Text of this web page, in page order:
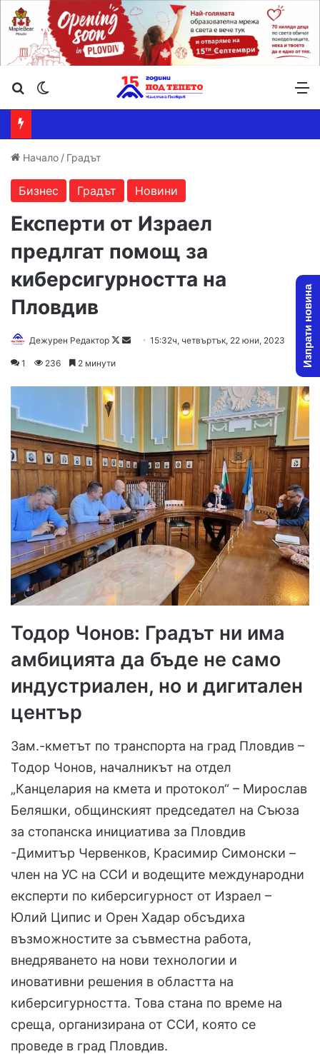
Търсене ...
Начало / Градът
Бизнес Градът Новини
Експерти от Израел
предлгат помощ за
киберсигурността на
Пловдив
Дежурен Редактор
Follow
Send15:32ч, четвъртък, 22 юни, 2023
1 236 2 минути
Тодор Чонов: Градът ни има
амбицията да бъде не само
индустриален, но и дигитален
център
Зам.-кметът по транспорта на град Пловдив –
Тодор Чонов, началникът на отдел
„Канцелария на кмета и протокол“ – Мирослав
Беляшки, общинският председател на Съюза
за стопанска инициатива за Пловдив
-Димитър Червенков, Красимир Симонски –
член на УС на ССИ и водещите международни
експерти по киберсигурност от Израел –
Юлий Ципис и Орен Хадар обсъдиха
възможностите за съвместна работа,
внедряването на нови технологии и
иновативни решения в областта на
киберсигурността. Това стана по време на
среща, организирана от ССИ, която се
проведе в град Пловдив.
Изпрати новина